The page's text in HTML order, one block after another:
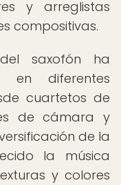
y arreglistas
compositivas.
saxofón ha
en diferentes
cuartetos de
de cámara y
de la
la música
y colores